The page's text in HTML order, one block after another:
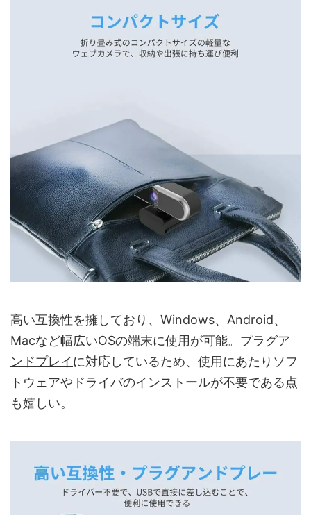
高い互換性を擁しており、Windows、Android、
Macなど幅広いOSの端末に使用が可能。 プラグア
ンドプレイに対応しているため、使用にあたりソフ
トウェアやドライバのインストールが不要である点
も嬉しい。